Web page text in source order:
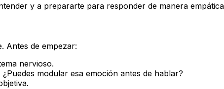
y a prepararte para responder de manera
Antes de empezar:
nervioso.
modular esa emoción antes de hablar?